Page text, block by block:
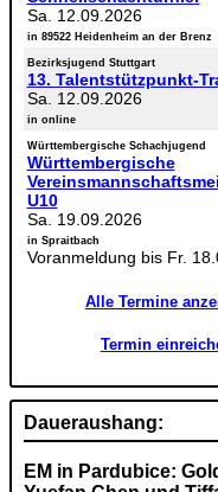
Sa. 12.09.2026
in 89522 Heidenheim an der Brenz
Bezirksjugend Stuttgart
13. Talentstützpunkt-
Sa. 12.09.2026
in online
Württembergische Schachjugend
Württembergische
U10
Sa. 19.09.2026
in Spraitbach
Voranmeldung bis Fr.
Alle Termine
Termin
Daueraushang:
EM in Pardubice: